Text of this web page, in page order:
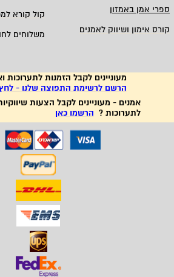
ספרי אמן באמזון
קול קורא
קורס אימון ושיווק לאמנים
משלוחים
מעוניינים לקבל הזמנות לתערוכות
הרשם לרשימת התפוצה שלנו -
אמנים - מעוניינים לקבל הצעות
לתערוכות ? הרשמו כאן